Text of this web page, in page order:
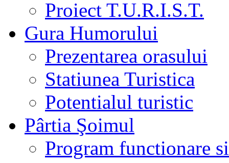
Proiect T.U.R.I.S.T.
Gura Humorului
Prezentarea orasului
Statiunea Turistica
Potentialul turistic
Pârtia Şoimul
Program functionare